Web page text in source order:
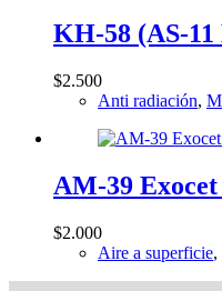
KH-58 (AS-
$2.500
Anti radiación,
AM-39 Exocet
$2.000
Aire a superficie,